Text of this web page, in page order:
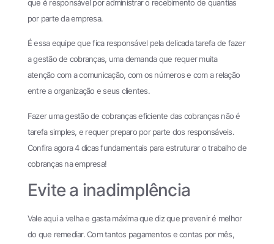
EDI
EDI
Business
Cases
que é responsável por administrar o recebimento de quantias
por parte da empresa.
É essa equipe que fica responsável pela delicada tarefa de fazer
a gestão de cobranças, uma demanda que requer muita
atenção com a comunicação, com os números e com a relação
entre a organização e seus clientes.
Fazer uma gestão de cobranças eficiente das cobranças não é
tarefa simples, e requer preparo por parte dos responsáveis.
Confira agora 4 dicas fundamentais para estruturar o trabalho de
cobranças na empresa!
Evite a inadimplência
Vale aqui a velha e gasta máxima que diz que prevenir é melhor
do que remediar. Com tantos pagamentos e contas por mês,